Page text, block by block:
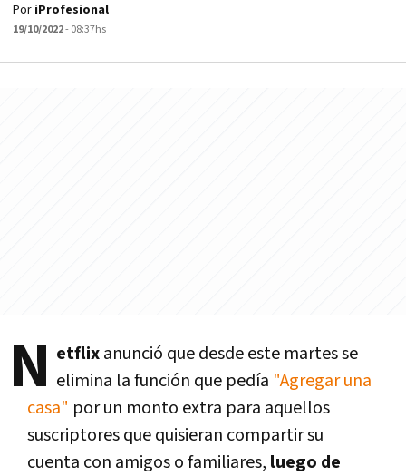
Por iProfesional
19/10/2022- 08:37hs
N etflixanunció que desde este martes se
elimina la función que pedía "Agregar una
casa" por un monto extra para aquellos
suscriptores que quisieran compartir su
cuenta con amigos o familiares, luego de